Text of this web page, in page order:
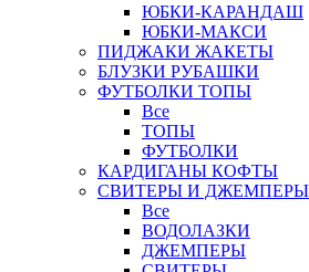
ЮБКИ-КАРАНДАШ
ЮБКИ-МАКСИ
ПИДЖАКИ ЖАКЕТЫ
БЛУЗКИ РУБАШКИ
ФУТБОЛКИ ТОПЫ
Все
ТОПЫ
ФУТБОЛКИ
КАРДИГАНЫ КОФТЫ
СВИТЕРЫ И ДЖЕМПЕРЫ
Все
ВОДОЛАЗКИ
ДЖЕМПЕРЫ